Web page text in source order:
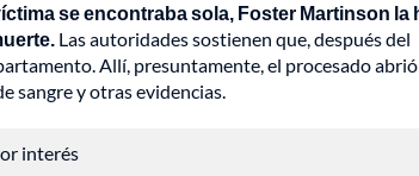
se encontraba sola, Foster Martinson la
Las autoridades sostienen que, después del
Allí, presuntamente, el procesado
sangre y otras evidencias.
interés